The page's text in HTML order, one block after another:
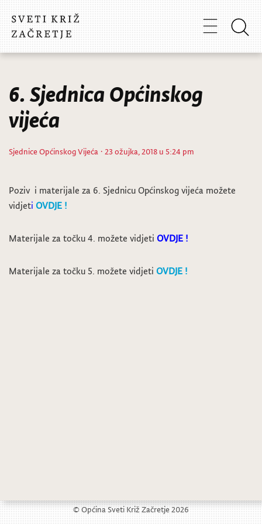
6. Sjednica Općinskog
vijeća
Sjednice Općinskog Vijeća · 23 ožujka, 2018 u 5:24 pm
Poziv i materijale za 6. Sjednicu Općinskog vijeća možete
vidjeti OVDJE !
Materijale za točku 4. možete vidjeti OVDJE !
Materijale za točku 5. možete vidjeti OVDJE !
© Općina Sveti Križ Začretje 2026